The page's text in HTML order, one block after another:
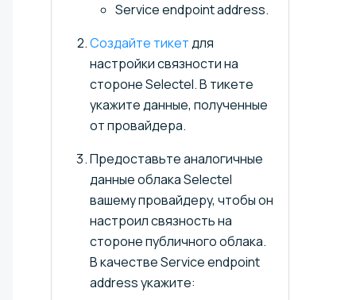
Service endpoint address.
Создайте тикетдля
настройки связности на
стороне Selectel. В тикете
укажите данные, полученные
от провайдера.
Предоставьте аналогичные
данные облака Selectel
вашему провайдеру, чтобы он
настроил связность на
стороне публичного облака.
В качестве Service endpoint
address укажите: